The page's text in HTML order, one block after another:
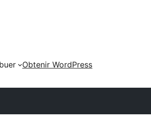
Obtenir WordPress